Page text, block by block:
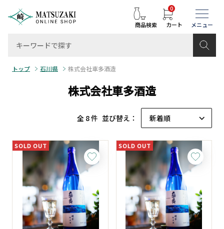
商品検索 カート
0
トップ 石川県 株式会社車多酒造
株式会社車多酒造
全 8 件 並び替え：
SOLD OUT SOLD OUT